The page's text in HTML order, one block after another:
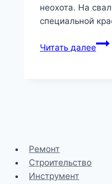
неохота. На
специальной
Читать далее
Ремонт
Строительство
Инструмент